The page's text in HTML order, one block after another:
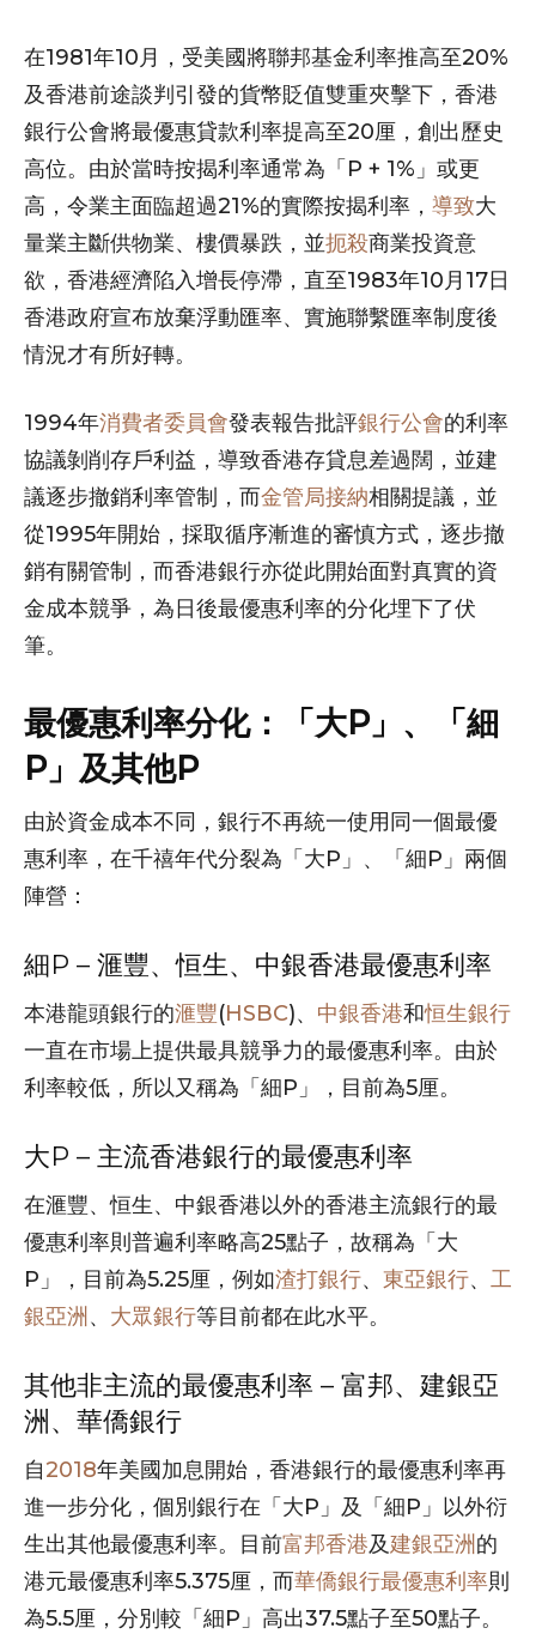
在1981年10月，受美國將聯邦基金利率推高至20%
及香港前途談判引發的貨幣貶值雙重夾擊下，香港
銀行公會將最優惠貸款利率提高至20厘，創出歷史
高位。由於當時按揭利率通常為「P + 1%」或更
高，令業主面臨超過21%的實際按揭利率， 導致大
量業主斷供物業、樓價暴跌，並扼殺商業投資意
欲，香港經濟陷入增長停滯，直至1983年10月17日
香港政府宣布放棄浮動匯率、實施聯繫匯率制度後
情況才有所好轉。
1994年消費者委員會發表報告批評銀行公會的利率
協議剝削存戶利益，導致香港存貸息差過闊，並建
議逐步撤銷利率管制，而金管局接納相關提議，並
從1995年開始，採取循序漸進的審慎方式，逐步撤
銷有關管制，而香港銀行亦從此開始面對真實的資
金成本競爭，為日後最優惠利率的分化埋下了伏
筆。
最優惠利率分化：「大P」、「細
P」及其他P
由於資金成本不同，銀行不再統一使用同一個最優
惠利率，在千禧年代分裂為「大P」、「細P」兩個
陣營：
細P – 滙豐、恒生、中銀香港最優惠利率
本港龍頭銀行的滙豐(HSBC)、 中銀香港和恒生銀行
一直在市場上提供最具競爭力的最優惠利率。由於
利率較低，所以又稱為「細P」，目前為5厘。
大P – 主流香港銀行的最優惠利率
在滙豐、恒生、中銀香港以外的香港主流銀行的最
優惠利率則普遍利率略高25點子，故稱為「大
P」，目前為5.25厘，例如渣打銀行、 東亞銀行、 工
銀亞洲 、 大眾銀行等目前都在此水平。
其他非主流的最優惠利率 – 富邦、建銀亞
洲、華僑銀行
自2018年美國加息開始，香港銀行的最優惠利率再
進一步分化，個別銀行在「大P」及「細P」以外衍
生出其他最優惠利率。目前富邦香港及建銀亞洲的
港元最優惠利率5.375厘，而華僑銀行最優惠利率則
為5.5厘，分別較「細P」高出37.5點子至50點子。